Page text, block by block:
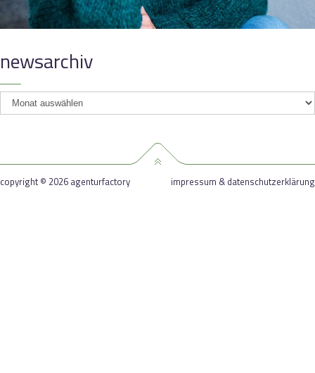
newsarchiv
newsarchiv
copyright © 2026 agenturfactory impressum & datenschutzerklärung